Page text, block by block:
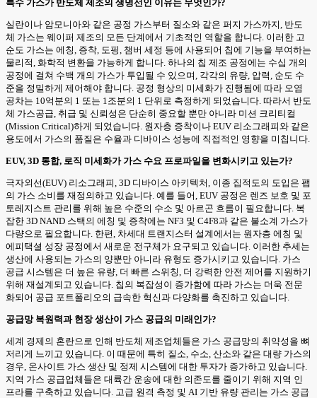
특수 가스가 반도체 제조의 생명선인 이유는 무엇인가?
실란이나 암모니아와 같은 공정 가스부터 질소와 같은 퍼지 가스까지, 반도
체 가스는 웨이퍼 제조의 모든 단계에서 기초적인 역할을 합니다. 이러한 고
순도 가스는 에칭, 증착, 도핑, 챔버 세정 등에 사용되어 칩에 기능을 부여하는
물리적, 화학적 변환을 가능하게 합니다. 하나의 칩 제조 공정에는 수십 개의
공정에 걸쳐 수백 개의 가스가 투입될 수 있으며, 각각의 유량, 압력, 순도 수
준을 정밀하게 제어해야 합니다. 공정 형상의 미세화가 진행됨에 따라 오염
공차는 10억분의 1 또는 1조분의 1 단위로 측정하게 되었습니다. 따라서 반도
체 가스공급, 취급 및 신뢰성은 단순히 중요할 뿐만 아니라 미션 크리티컬
(Mission Critical)하게 되었습니다. 원자층 증착이나 EUV 리소그래피와 같은
용도에서 가스의 품질은 수율과 디바이스 성능에 직접적인 영향을 미칩니다.
EUV, 3D 통합, 로직 미세화가 가스 수요 프로파일을 변화시키고 있는가?
극자외선(EUV) 리소그래피, 3D 디바이스 아키텍처, 이종 집적도의 도입은 팹
의 가스 소비를 재정의하고 있습니다. 예를 들어, EUV 공정은 렌즈 보호 및 포
토레지스트 관리를 위해 높은 수준의 수소 및 아르곤 흐름이 필요합니다. 복
잡한 3D NAND 스택의 에칭 및 증착에는 NF3 및 C4F8과 같은 불소계 가스가
다량으로 필요합니다. 한편, 차세대 트랜지스터 설계에서는 원자층 에칭 및
에피택셜 성장 공정에서 새로운 전구체가 요구되고 있습니다. 이러한 추세는
생산에 사용되는 가스의 양뿐만 아니라 유형도 증가시키고 있습니다. 가스
공급 시스템은 더 높은 유량, 더 빠른 스위칭, 더 강력한 안전 제어를 지원하기
위해 재설계되고 있습니다. 칩의 복잡성이 증가함에 따라 가스는 더욱 전문
화되어 공급 포트폴리오의 급속한 혁신과 다양화를 촉진하고 있습니다.
공급망 복원력과 현장 생산이 가스 공급의 미래인가?
세계 경제의 혼란으로 인해 반도체 제조업체들은 가스 공급망의 취약성을 뼈
저리게 느끼고 있습니다. 이 때문에 특히 질소, 수소, 산소와 같은 대량 가스의
경우, 온사이트 가스 생산 및 정제 시스템에 대한 투자가 증가하고 있습니다.
지역 가스 공급업체들은 대륙간 운송에 대한 의존도를 줄이기 위해 지역 인
프라를 구축하고 있습니다. 고급 원격 측정 및 AI 기반 유량 관리는 가스 공급